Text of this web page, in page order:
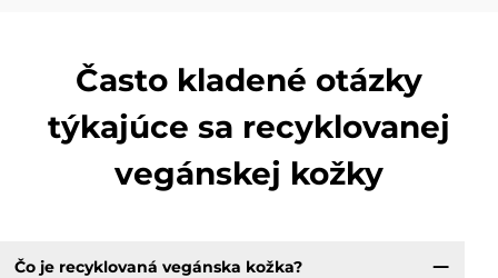
Často kladené otázky
týkajúce sa recyklovanej
vegánskej kožky
Čo je recyklovaná vegánska kožka?